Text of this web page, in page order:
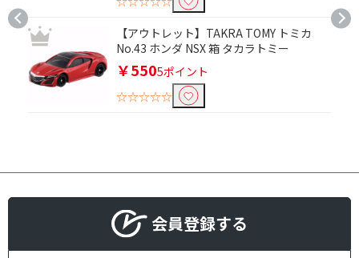
【アウトレット】TAKRA TOMY トミカ
No.43 ホンダ NSX 箱 タカラトミー
￥5505ポイント
☆☆☆☆☆
会員登録する